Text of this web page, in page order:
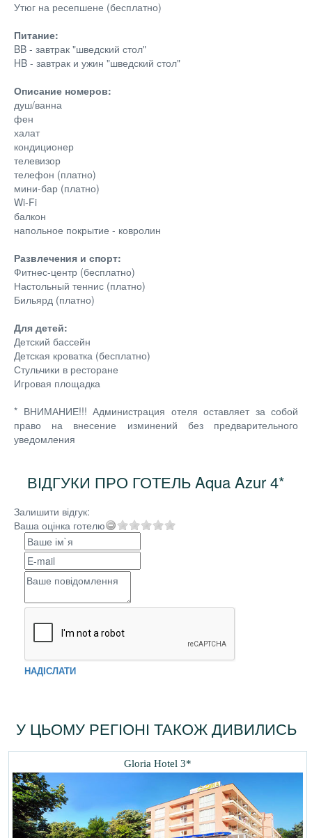
Утюг на ресепшене (бесплатно)
Питание:
BB - завтрак "шведский стол"
HB - завтрак и ужин "шведский стол"
Описание номеров:
душ/ванна
фен
халат
кондиционер
телевизор
телефон (платно)
мини-бар (платно)
Wi-Fi
балкон
напольное покрытие - ковролин
Развлечения и спорт:
Фитнес-центр (бесплатно)
Настольный теннис (платно)
Бильярд (платно)
Для детей:
Детский бассейн
Детская кроватка (бесплатно)
Стульчики в ресторане
Игровая площадка
* ВНИМАНИЕ!!! Администрация отеля оставляет за собой
право на внесение изминений без предварительного
уведомления
ВІДГУКИ ПРО ГОТЕЛЬ Aqua Azur 4*
Залишити відгук:
Ваша оцінка готелю
НАДІСЛАТИ
У ЦЬОМУ РЕГІОНІ ТАКОЖ ДИВИЛИСЬ
Gloria Hotel 3*